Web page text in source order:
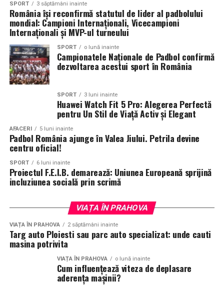
SPORT 3 săptămâni inainte
România își reconfirmă statutul de lider al padbolului
mondial: Campioni Internaționali, Vicecampioni
Internaționali și MVP-ul turneului
SPORT o lună inainte
Campionatele Naționale de Padbol confirmă
dezvoltarea acestui sport în România
SPORT 3 luni inainte
Huawei Watch Fit 5 Pro: Alegerea Perfectă
pentru Un Stil de Viață Activ și Elegant
AFACERI 5 luni inainte
Padbol România ajunge în Valea Jiului. Petrila devine
centru oficial!
SPORT 6 luni inainte
Proiectul F.E.I.B. demarează: Uniunea Europeană sprijină
incluziunea socială prin scrimă
VIAȚA ÎN PRAHOVA
VIAȚA ÎN PRAHOVA 2 săptămâni inainte
Targ auto Ploiesti sau parc auto specializat: unde cauti
masina potrivita
VIAȚA ÎN PRAHOVA o lună inainte
Cum influențează viteza de deplasare
aderența mașinii?